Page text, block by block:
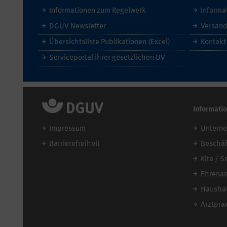
Informationen zum Regelwerk
DGUV Newsletter
Übersichtsliste Publikationen (Excel)
Serviceportal ihrer gesetzlichen UV
Kontakt
Impressum
Barrierefreiheit
Kita /